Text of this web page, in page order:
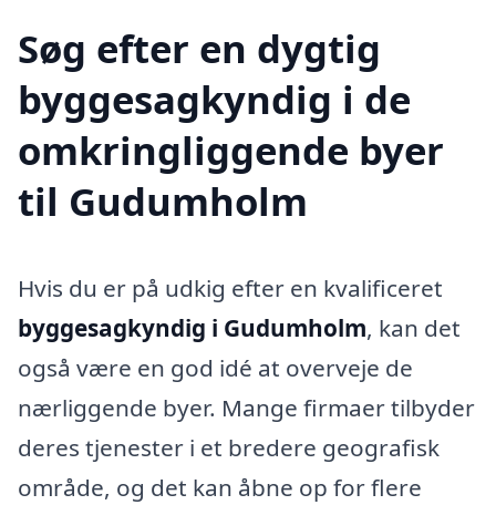
Søg efter en dygtig
byggesagkyndig i de
omkringliggende byer
til Gudumholm
Hvis du er på udkig efter en kvalificeret
byggesagkyndig i Gudumholm, kan det
også være en god idé at overveje de
nærliggende byer. Mange firmaer tilbyder
deres tjenester i et bredere geografisk
område, og det kan åbne op for flere